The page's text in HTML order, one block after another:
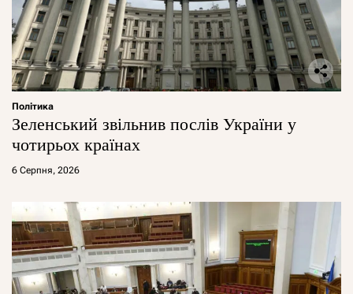
Політика
Зеленський звільнив послів України у
чотирьох країнах
6 Серпня, 2026